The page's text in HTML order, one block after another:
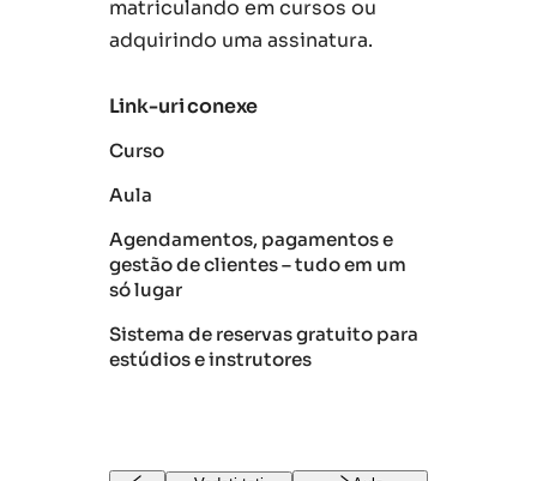
matriculando em cursos ou
adquirindo uma assinatura.
Link-uri conexe
Curso
Aula
Agendamentos, pagamentos e
gestão de clientes – tudo em um
só lugar
Sistema de reservas gratuito para
estúdios e instrutores